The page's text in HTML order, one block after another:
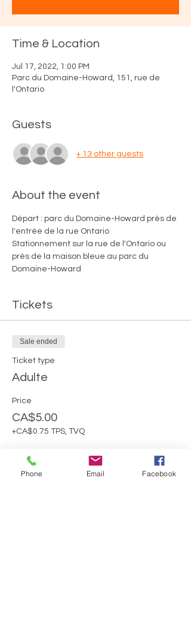
Time & Location
Jul 17, 2022, 1:00 PM
Parc du Domaine-Howard, 151, rue de
l'Ontario
Guests
+ 13 other guests
About the event
Départ : parc du Domaine-Howard près de
l'entrée de la rue Ontario
Stationnement sur la rue de l'Ontario ou
près de la maison bleue au parc du
Domaine-Howard
Tickets
Sale ended
Ticket type
Adulte
Price
CA$5.00
+CA$0.75 TPS, TVQ
Sale ended
Phone Email Facebook